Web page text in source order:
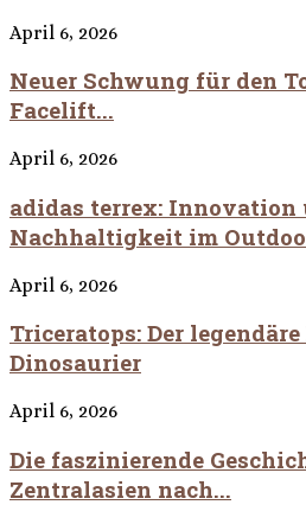
April 6, 2026
Neuer Schwung für den
Facelift...
April 6, 2026
adidas terrex: Innovation
Nachhaltigkeit im
April 6, 2026
Triceratops: Der
Dinosaurier
April 6, 2026
Die faszinierende
Zentralasien nach...